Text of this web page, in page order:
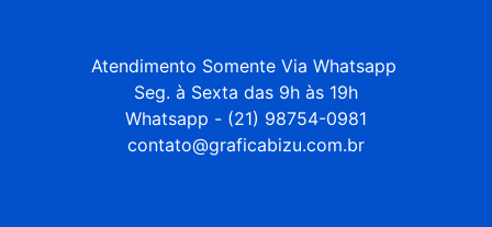
Atendimento Somente Via Whatsapp
Seg. à Sexta das 9h às 19h
Whatsapp - (21) 98754-0981
contato@graficabizu.com.br